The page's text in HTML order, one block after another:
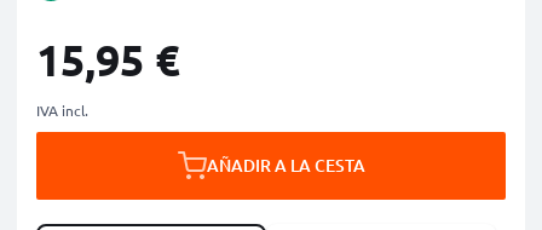
15,95 €
IVA incl.
AÑADIR A LA CESTA